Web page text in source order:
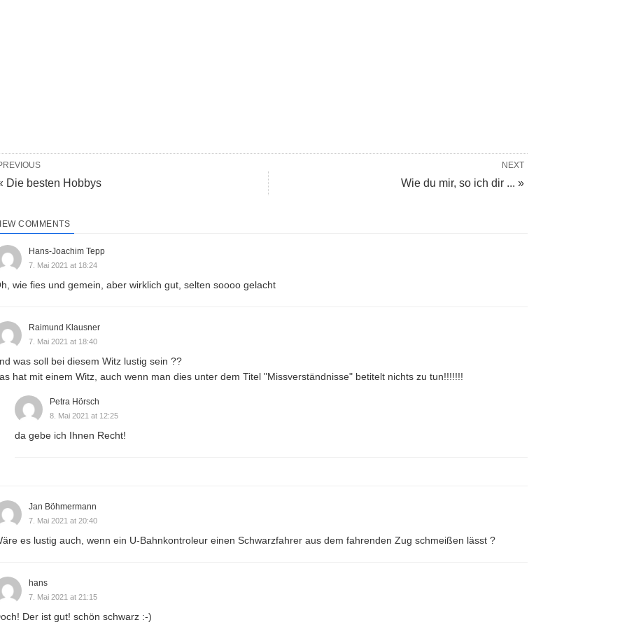
NEXT
Wie du mir, so ich dir ... »
Die besten Hobbys
COMMENTS
Hans-Joachim Tepp
7. Mai 2021 at 18:24
wie fies und gemein, aber wirklich gut, selten soooo gelacht
Raimund Klausner
7. Mai 2021 at 18:40
was soll bei diesem Witz lustig sein ??
hat mit einem Witz, auch wenn man dies unter dem Titel "Missverständnisse" betitelt nichts zu tun!!!!!!!
Petra Hörsch
8. Mai 2021 at 12:25
da gebe ich Ihnen Recht!
Jan Böhmermann
7. Mai 2021 at 20:40
es lustig auch, wenn ein U-Bahnkontroleur einen Schwarzfahrer aus dem fahrenden Zug schmeißen lässt ?
hans
7. Mai 2021 at 21:15
Der ist gut! schön schwarz :-)